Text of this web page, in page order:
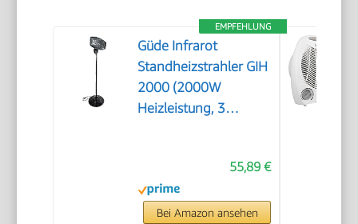
EMPFEHLUNG
Güde Infrarot
Standheizstrahler GIH
2000 (2000W
Heizleistung, 3
Raumheizvermögen,
Quarz-Heizelemente,
55,89 €
Bei Amazon ansehen